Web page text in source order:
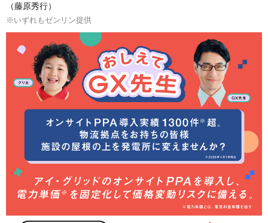
（藤原秀行）
※いずれもゼンリン提供